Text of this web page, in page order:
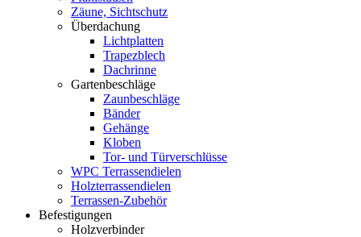
Zäune, Sichtschutz
Überdachung
Lichtplatten
Trapezblech
Dachrinne
Gartenbeschläge
Zaunbeschläge
Bänder
Gehänge
Kloben
Tor- und Türverschlüsse
WPC Terrassendielen
Holzterrassendielen
Terrassen-Zubehör
Befestigungen
Holzverbinder